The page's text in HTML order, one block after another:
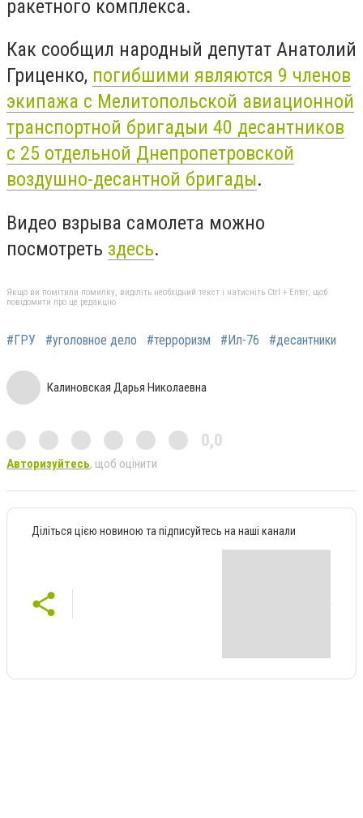
ракетного комплекса.
Как сообщил народный депутат Анатолий
Гриценко, погибшими являются 9 членов
экипажа с Мелитопольской авиационной
транспортной бригадыи 40 десантников
с 25 отдельной Днепропетровской
воздушно-десантной бригады.
Видео взрыва самолета можно
посмотреть здесь.
Якщо ви помітили помилку, виділіть необхідний текст і натисніть Ctrl + Enter, щоб
повідомити про це редакцію
#ГРУ #уголовное дело #терроризм #Ил-76 #десантники
Калиновская Дарья Николаевна
0,0
Авторизуйтесь, щоб оцінити
Діліться цією новиною та підписуйтесь на наші канали